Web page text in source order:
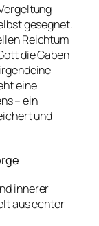
gesegnet.
Reichtum
die Gaben
eine
– ein
und
innerer
aus echter